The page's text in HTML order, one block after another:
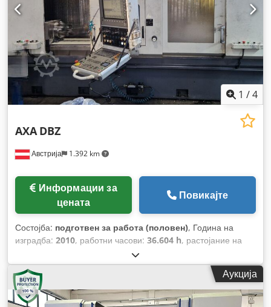
1 /4
Австрија 1.392 km
AXA DBZ
цената
Повикајте
Состојба: подготвен за работа (половен), Година на
изградба: 2010, работни часови: 36.604 h, растојание на
750 мм, движење по оската Y:
мм, растојание на движење Z-оска:600 мм, вкупна тежина:
9.500 кг
Аукција